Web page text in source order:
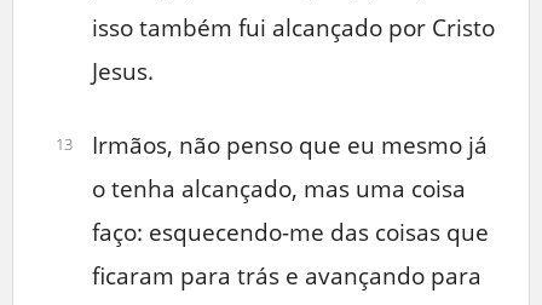
isso também fui alcançado por Cristo
Jesus.
13
Irmãos, não penso que eu mesmo já
o tenha alcançado, mas uma coisa
faço: esquecendo-me das coisas que
ficaram para trás e avançando para